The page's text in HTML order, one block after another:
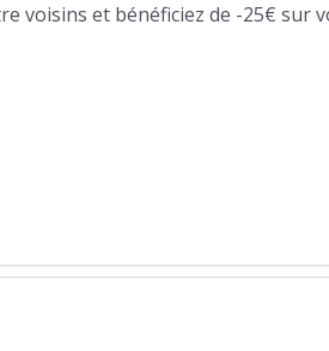
voisins et bénéficiez de -25€ sur